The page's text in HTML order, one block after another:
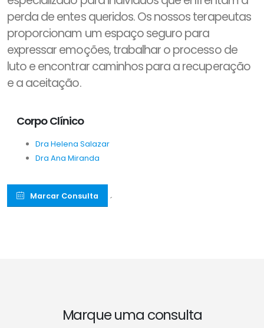
perda de entes queridos. Os nossos terapeutas
proporcionam um espaço seguro para
expressar emoções, trabalhar o processo de
luto e encontrar caminhos para a recuperação
e a aceitação.
Corpo Clínico
Dra Helena Salazar
Dra Ana Miranda
Marcar Consulta ´
Marque uma consulta